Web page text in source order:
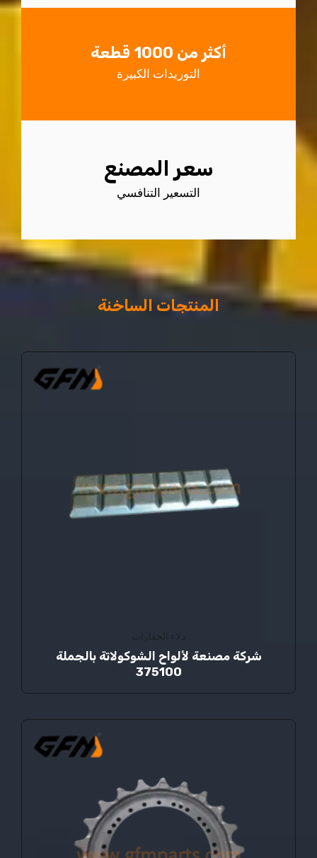
أكثر من 1000 قطعة
التوريدات الكبيرة
سعر المصنع
التسعير التنافسي
المنتجات الساخنة
شركة مصنعة لألواح الشوكولاتة بالجملة
375100